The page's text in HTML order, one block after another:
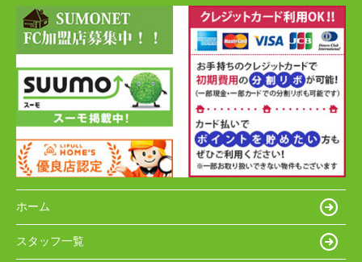
ホーム
スタッフ一覧